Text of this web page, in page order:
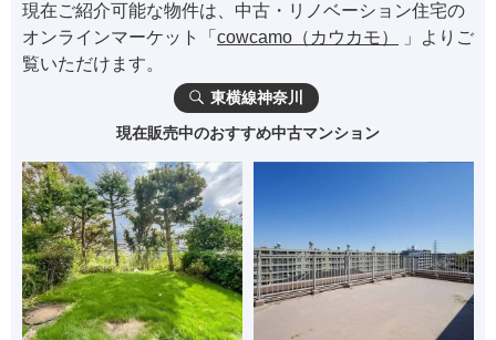
現在ご紹介可能な物件は、中古・リノベーション住宅の
オンラインマーケット「 cowcamo（カウカモ）
」よりご
覧いただけます。
東横線神奈川
現在販売中のおすすめ中古マンション